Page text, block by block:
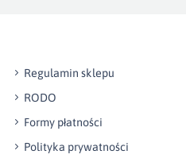
Regulamin sklepu
RODO
Formy płatności
Polityka prywatności